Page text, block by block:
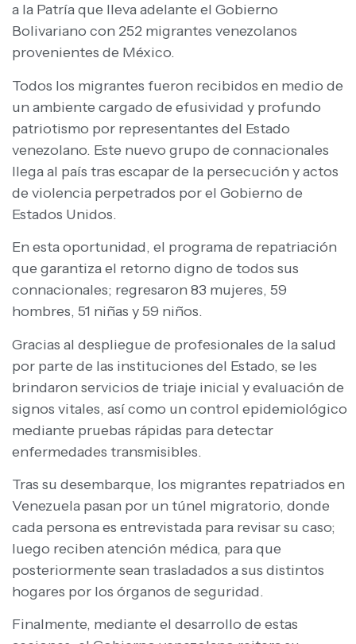
a la Patría que lleva adelante el Gobierno
Bolivariano con 252 migrantes venezolanos
provenientes de México.
Todos los migrantes fueron recibidos en medio de
un ambiente cargado de efusividad y profundo
patriotismo por representantes del Estado
venezolano. Este nuevo grupo de connacionales
llega al país tras escapar de la persecución y actos
de violencia perpetrados por el Gobierno de
Estados Unidos.
En esta oportunidad, el programa de repatriación
que garantiza el retorno digno de todos sus
connacionales; regresaron 83 mujeres, 59
hombres, 51 niñas y 59 niños.
Gracias al despliegue de profesionales de la salud
por parte de las instituciones del Estado, se les
brindaron servicios de triaje inicial y evaluación de
signos vitales, así como un control epidemiológico
mediante pruebas rápidas para detectar
enfermedades transmisibles.
Tras su desembarque, los migrantes repatriados en
Venezuela pasan por un túnel migratorio, donde
cada persona es entrevistada para revisar su caso;
luego reciben atención médica, para que
posteriormente sean trasladados a sus distintos
hogares por los órganos de seguridad.
Finalmente, mediante el desarrollo de estas